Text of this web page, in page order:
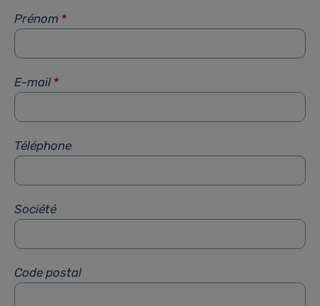
Prénom *
E-mail *
Téléphone
Société
Code postal